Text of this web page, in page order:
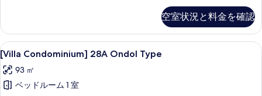
写
真
を
表
の
詳
細
空室状況と料金を確認
[Villa
Condominium]
28A
Ondol
[Villa Condominium] 28A Ondol
8
[Villa Condominium] 28A Ondol Type
93 ㎡
ベッドルーム 1 室